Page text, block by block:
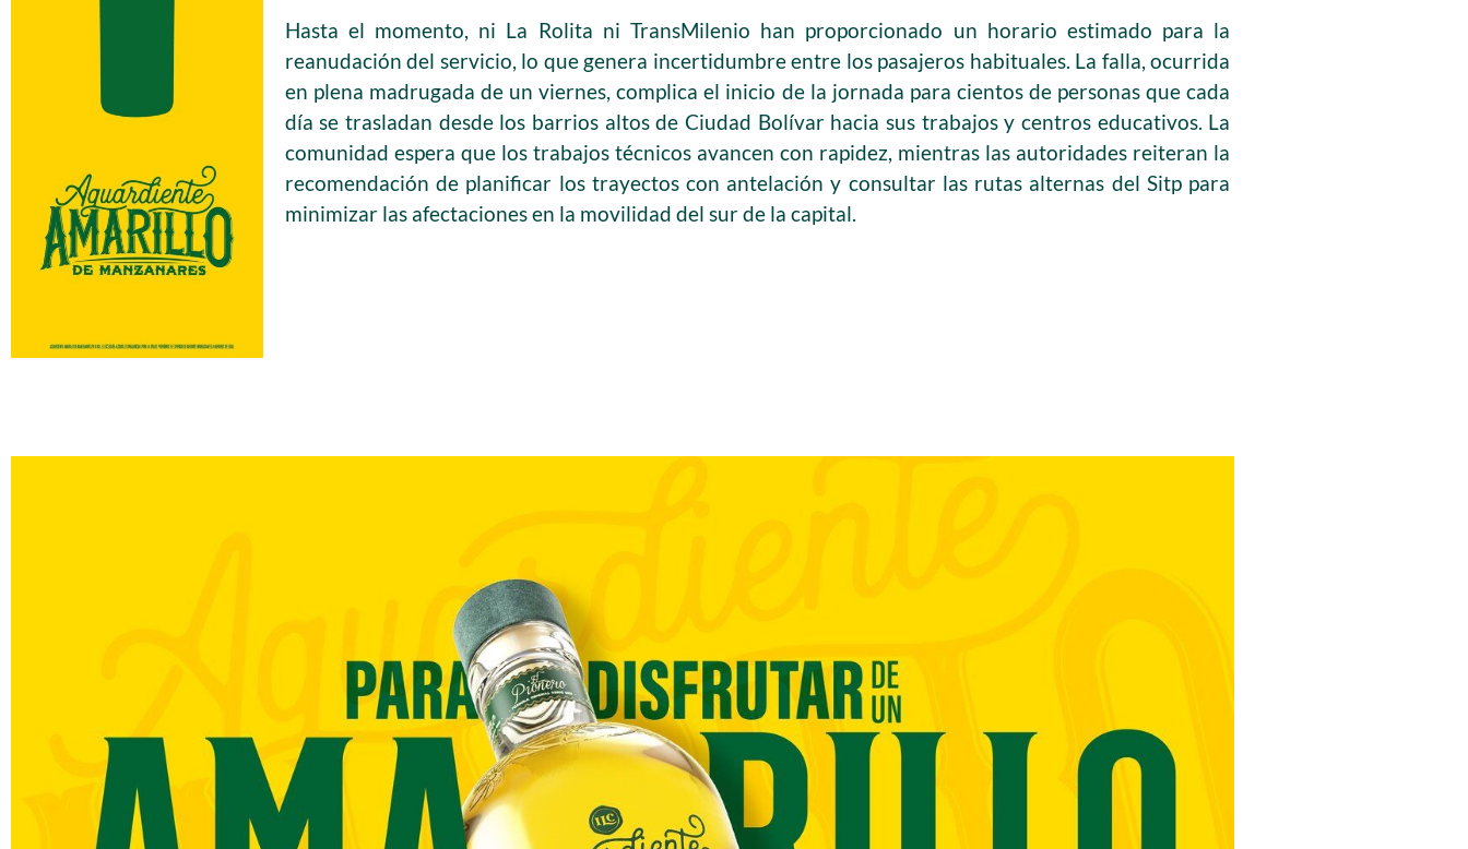
Hasta el momento, ni La Rolita ni TransMilenio han proporcionado un horario estimado para la
reanudación del servicio, lo que genera incertidumbre entre los pasajeros habituales. La falla, ocurrida
en plena madrugada de un viernes, complica el inicio de la jornada para cientos de personas que cada
día se trasladan desde los barrios altos de Ciudad Bolívar hacia sus trabajos y centros educativos. La
comunidad espera que los trabajos técnicos avancen con rapidez, mientras las autoridades reiteran la
recomendación de planificar los trayectos con antelación y consultar las rutas alternas del Sitp para
minimizar las afectaciones en la movilidad del sur de la capital.